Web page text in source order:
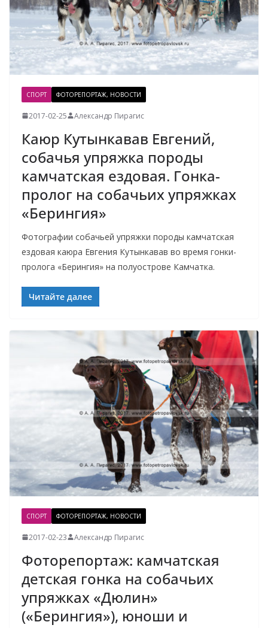
СПОРТ ФОТОРЕПОРТАЖ, НОВОСТИ
2017-02-25 Александр Пирагис
Каюр Кутынкавав Евгений,
собачья упряжка породы
камчатская ездовая. Гонка-
пролог на собачьих упряжках
«Берингия»
Фотографии собачьей упряжки породы камчатская
ездовая каюра Евгения Кутынкавав во время гонки-
пролога «Берингия» на полуострове Камчатка.
Читайте далее
СПОРТ ФОТОРЕПОРТАЖ, НОВОСТИ
2017-02-23 Александр Пирагис
Фоторепортаж: камчатская
детская гонка на собачьих
упряжках «Дюлин»
(«Берингия»), юноши и